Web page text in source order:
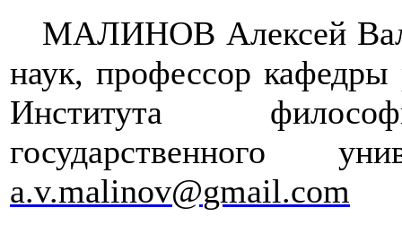
МАЛИНОВ Алексей
наук, профессор
Института
государственного
a.v.malinov@gmail.com